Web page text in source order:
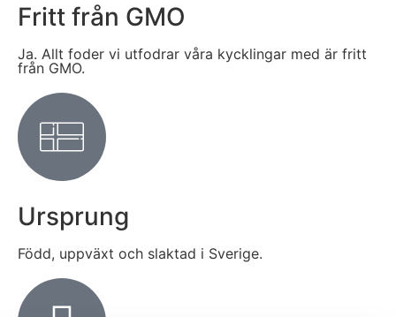
Fritt från GMO
Ja. Allt foder vi utfodrar våra kycklingar med är fritt
från GMO.
Ursprung
Född, uppväxt och slaktad i Sverige.